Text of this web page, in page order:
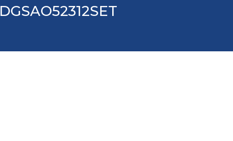
DGSAO52312SET